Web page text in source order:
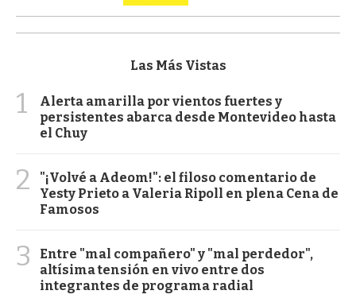
Las Más Vistas
1
Alerta amarilla por vientos fuertes y
persistentes abarca desde Montevideo hasta
el Chuy
2
"¡Volvé a Adeom!": el filoso comentario de
Yesty Prieto a Valeria Ripoll en plena Cena de
Famosos
3
Entre "mal compañero" y "mal perdedor",
altísima tensión en vivo entre dos
integrantes de programa radial